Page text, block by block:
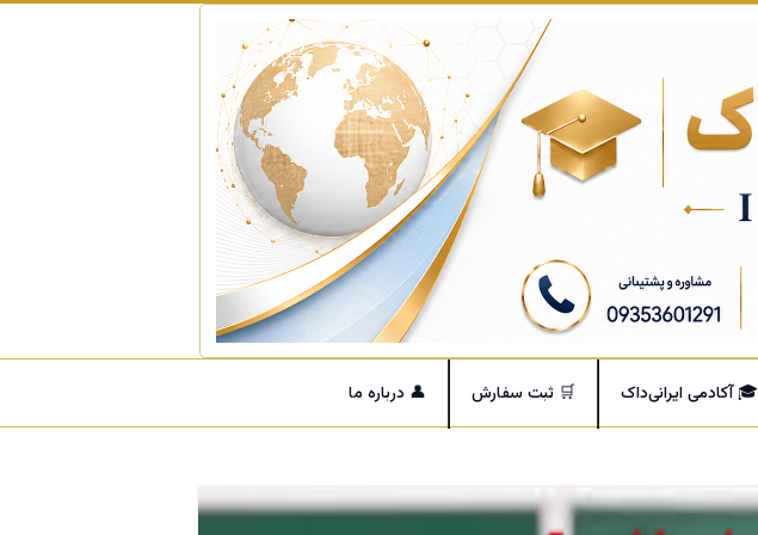
🎓 آکادمی ایرانی‌داک 🛒 ثبت سفارش 👤 درباره ما